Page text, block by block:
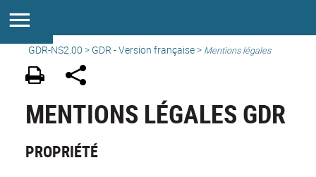
GDR-NS2.00 > GDR - Version française> Mentions légales
MENTIONS LÉGALES GDR
PROPRIÉTÉ